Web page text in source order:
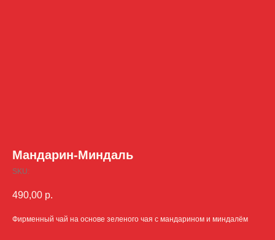
Мандарин-Миндаль
SKU:
490,00 р.
Фирменный чай на основе зеленого чая с мандарином и миндалём